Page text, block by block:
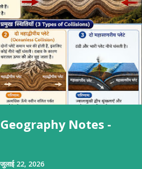
(Geography Notes -
जुलाई 22, 2026